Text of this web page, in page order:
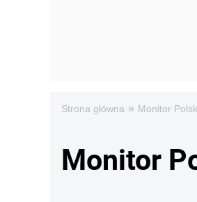
Strona główna » Monitor
Monitor